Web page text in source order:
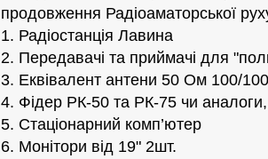
продовження Радіоаматорської
1. Радіостанція Лавина
2. Передавачі та приймачі для
3. Еквівалент антени 50 Ом 100/
4. Фідер РК-50 та РК-75 чи
5. Стаціонарний комп’ютер
6. Монітори від 19" 2шт.